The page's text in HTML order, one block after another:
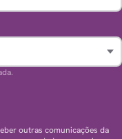
outras comunicações da